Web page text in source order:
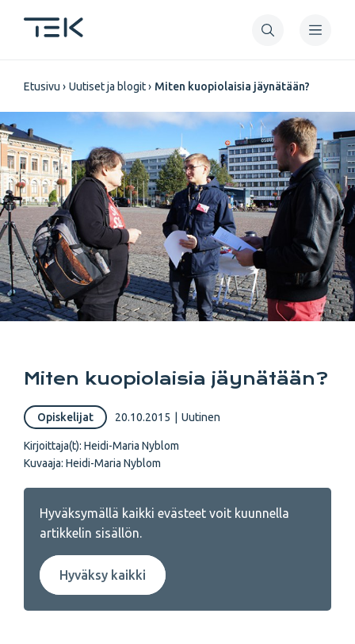
pääsisältöön
Murupolku
Etusivu Uutiset ja blogit Miten kuopiolaisia jäynätään?
Miten kuopiolaisia jäynätään?
Opiskelijat 20.10.2015 Uutinen
Kirjoittaja(t): Heidi-Maria Nyblom
Kuvaaja: Heidi-Maria Nyblom
Hyväksymällä kaikki evästeet voit kuunnella
artikkelin sisällön.
Hyväksy kaikki